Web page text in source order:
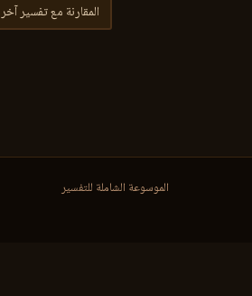
المقارنة مع تفسير آخر
الموسوعة الشاملة للتفسير